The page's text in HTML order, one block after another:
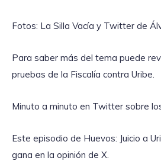
Fotos: La Silla Vacía y Twitter de
Para saber más del tema puede
pruebas de la Fiscalía contra Uribe.
Minuto a minuto en Twitter sobre
Este episodio de Huevos: Juicio a
gana en la opinión de X.